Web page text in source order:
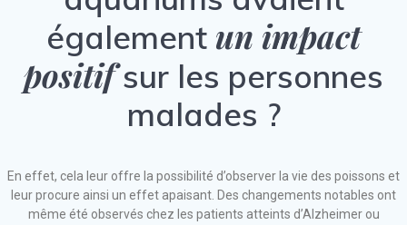
également un impact
positifsur les personnes
malades ?
En effet, cela leur offre la possibilité d’observer la vie des poissons et
leur procure ainsi un effet apaisant. Des changements notables ont
même été observés chez les patients atteints d’Alzheimer ou